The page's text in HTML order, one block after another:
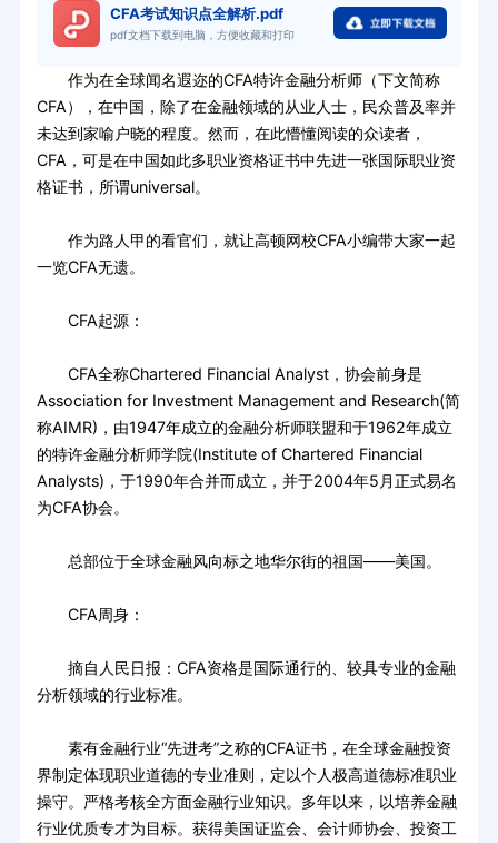
CFA考试知识点全解析.pdf
pdf文档下载到电脑，方便收藏和打印
作为在全球闻名遐迩的CFA特许金融分析师（下文简称
CFA），在中国，除了在金融领域的从业人士，民众普及率并
未达到家喻户晓的程度。然而，在此懵懂阅读的众读者，
CFA，可是在中国如此多职业资格证书中先进一张国际职业资
格证书，所谓universal。
作为路人甲的看官们，就让高顿网校CFA小编带大家一起
一览CFA无遗。
CFA起源：
CFA全称Chartered Financial Analyst，协会前身是
Association for Investment Management and Research(简
称AIMR)，由1947年成立的金融分析师联盟和于1962年成立
的特许金融分析师学院(Institute of Chartered Financial
Analysts)，于1990年合并而成立，并于2004年5月正式易名
为CFA协会。
总部位于全球金融风向标之地华尔街的祖国——美国。
CFA周身：
摘自人民日报：CFA资格是国际通行的、较具专业的金融
分析领域的行业标准。
素有金融行业“先进考”之称的CFA证书，在全球金融投资
界制定体现职业道德的专业准则，定以个人极高道德标准职业
操守。严格考核全方面金融行业知识。多年以来，以培养金融
行业优质专才为目标。获得美国证监会、会计师协会、投资工